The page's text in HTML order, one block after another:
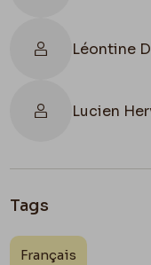
Léontine
Lucien
Tags
Français